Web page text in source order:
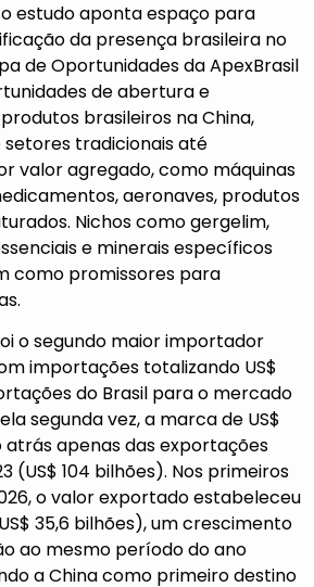
estudo aponta espaço para
da presença brasileira no
de Oportunidades da ApexBrasil
de abertura e
brasileiros na China,
tradicionais até
valor agregado, como máquinas
aeronaves, produtos
Nichos como gergelim,
e minerais específicos
como promissores para
o segundo maior importador
importações totalizando US$
do Brasil para o mercado
segunda vez, a marca de US$
atrás apenas das exportações
(US$ 104 bilhões). Nos primeiros
o valor exportado estabeleceu
35,6 bilhões), um crescimento
ao mesmo período do ano
a China como primeiro destino